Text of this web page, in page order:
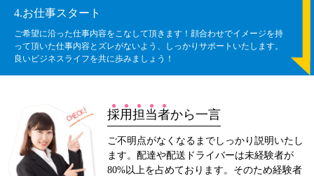
4.お仕事スタート
ご希望に沿った仕事内容をこなして頂きます！顔合わせでイメージを持
って頂いた仕事内容とズレがないよう、しっかりサポートいたします。
良いビジネスライフを共に歩みましょう！
採用担当者から一言
ご不明点がなくなるまでしっかり説明いたし
ます。配達や配送ドライバーは未経験者が
80%以上を占めております。そのため経験者